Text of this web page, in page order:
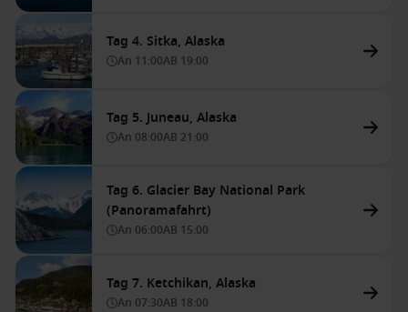
Tag 4. Sitka, Alaska
An 11:00AB 19:00
Tag 5. Juneau, Alaska
An 08:00AB 21:00
Tag 6. Glacier Bay National Park
(Panoramafahrt)
An 06:00AB 15:00
Tag 7. Ketchikan, Alaska
An 07:30AB 18:00